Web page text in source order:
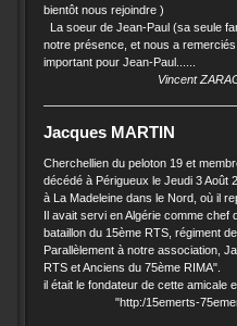
bientôt nous rejoindre )
La soeur de Jean-Paul (sa seule
notre présence, et nous a
important pour Jean-Paul......
Vincent
Jacques MARTIN
Cherchellien du peloton 19 et
décédé à Périgueux le Jeudi 3 Août
à La Madeleine dans le Nord, où il
Il avait servi en Algérie comme chef
bataillon du 15ème RTS, régiment
Parallèlement à notre association,
RTS et Anciens du 75ème RIMA".
il était le fondateur de cette amicale
"http:/15emerts-